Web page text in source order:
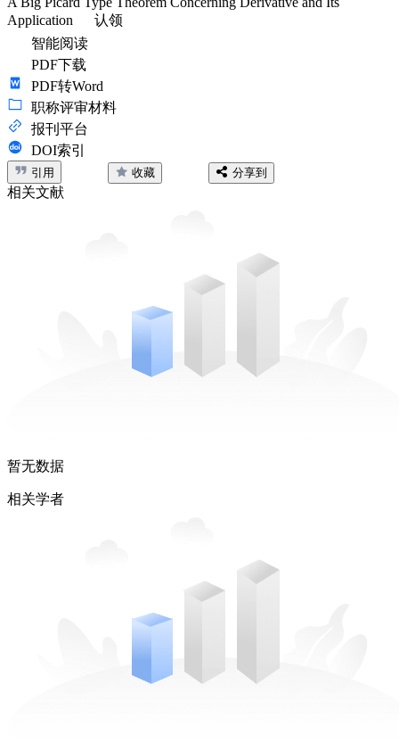
Application
认领
智能阅读
PDF下载
PDF转Word
职称评审材料
报刊平台
DOI索引
引用 收藏 分享到
相关文献
暂无数据
相关学者